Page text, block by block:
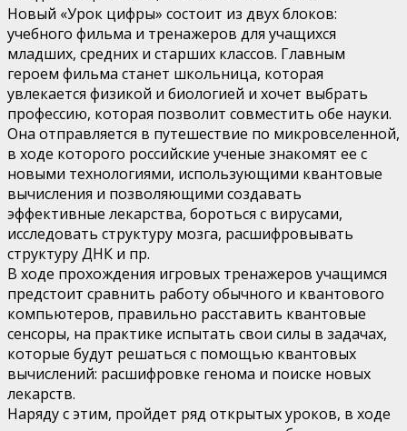
Новый «Урок цифры» состоит из двух блоков:
учебного фильма и тренажеров для учащихся
младших, средних и старших классов. Главным
героем фильма станет школьница, которая
увлекается физикой и биологией и хочет выбрать
профессию, которая позволит совместить обе науки.
Она отправляется в путешествие по микровселенной,
в ходе которого российские ученые знакомят ее с
новыми технологиями, использующими квантовые
вычисления и позволяющими создавать
эффективные лекарства, бороться с вирусами,
исследовать структуру мозга, расшифровывать
структуру ДНК и пр.
В ходе прохождения игровых тренажеров учащимся
предстоит сравнить работу обычного и квантового
компьютеров, правильно расставить квантовые
сенсоры, на практике испытать свои силы в задачах,
которые будут решаться с помощью квантовых
вычислений: расшифровке генома и поиске новых
лекарств.
Наряду с этим, пройдет ряд открытых уроков, в ходе